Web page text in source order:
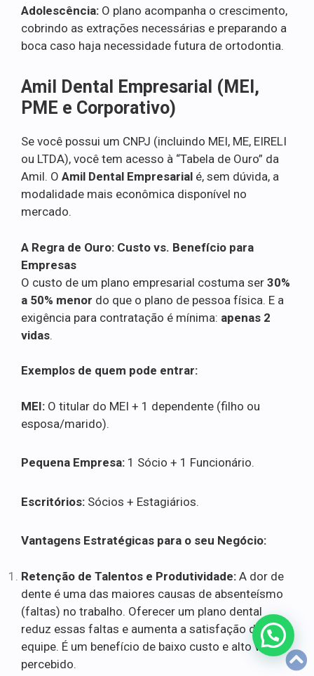
Adolescência: O plano acompanha o crescimento,
cobrindo as extrações necessárias e preparando a
boca caso haja necessidade futura de ortodontia.
Amil Dental Empresarial (MEI,
PME e Corporativo)
Se você possui um CNPJ (incluindo MEI, ME, EIRELI
ou LTDA), você tem acesso à “Tabela de Ouro” da
Amil. O Amil Dental Empresarial é, sem dúvida, a
modalidade mais econômica disponível no
mercado.
A Regra de Ouro: Custo vs. Benefício para
Empresas
O custo de um plano empresarial costuma ser 30%
a 50% menor do que o plano de pessoa física. E a
exigência para contratação é mínima: apenas 2
vidas.
Exemplos de quem pode entrar:
MEI: O titular do MEI + 1 dependente (filho ou
esposa/marido).
Pequena Empresa: 1 Sócio + 1 Funcionário.
Escritórios: Sócios + Estagiários.
Vantagens Estratégicas para o seu Negócio:
Retenção de Talentos e Produtividade: A dor de
dente é uma das maiores causas de absenteísmo
(faltas) no trabalho. Oferecer um plano dental
reduz essas faltas e aumenta a satisfação da
equipe. É um benefício de baixo custo e alto valor
percebido.